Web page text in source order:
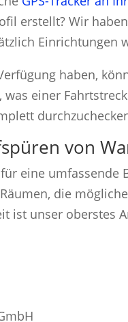
erstellt? Wir
Einrichtungen
haben,
einer
von
eine umfassende
die
ist unser oberstes